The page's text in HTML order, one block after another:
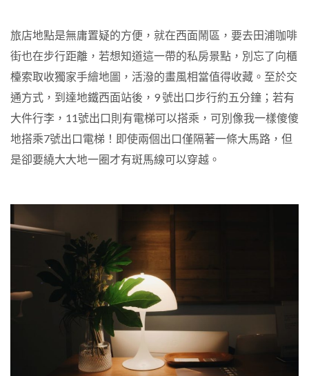
旅店地點是無庸置疑的方便，就在西面鬧區，要去田浦咖啡
街也在步行距離，若想知道這一帶的私房景點，別忘了向櫃
檯索取收獨家手繪地圖，活潑的畫風相當值得收藏。 至於交
通方式，到達地鐵西面站後， 9號出口步行約五分鐘；若有
大件行李， 11號出口則有電梯可以搭乘，可別像我一樣傻傻
地搭乘7號出口電梯！即使兩個出口僅隔著一條大馬路，但
是卻要繞大大地一圈才有斑馬線可以穿越。